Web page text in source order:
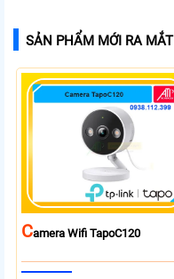
SẢN PHẨM MỚI RA MẮT
CAmera Wifi TapoC120